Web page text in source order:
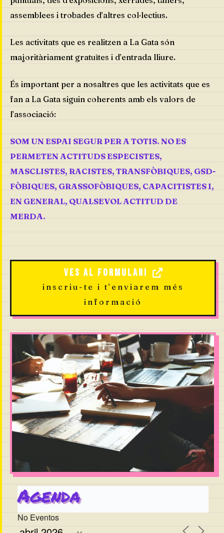
assemblees i trobades d’altres col·lectius.
Les activitats que es realitzen a La Gata són
majoritàriament gratuïtes i d’entrada lliure.
És important per a nosaltres que les activitats que es
fan a La Gata siguin coherents amb els valors de
l’associació:
SOM UN ESPAI SEGUR PER A TOTIS. NO ES
PERMETEN ACTITUDS ESPECISTES,
MASCLISTES, RACISTES, TRANSFÒBIQUES, GSD-
FÒBIQUES, GRASSOFÒBIQUES, CAPACITISTES I,
EN GENERAL, QUALSEVOL ACTITUD DE
MERDA.
Ves al formulari
inscriu-te i t’enviarem més
informació
Agenda
No Eventos